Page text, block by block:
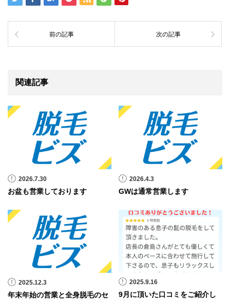
前の記事 次の記事
関連記事
2026.7.30
お盆も営業しております
2026.4.3
GWは通常営業します
2025.12.3
年末年始の営業と全身脱毛のセ
2025.9.16
9月に頂いた口コミをご紹介し